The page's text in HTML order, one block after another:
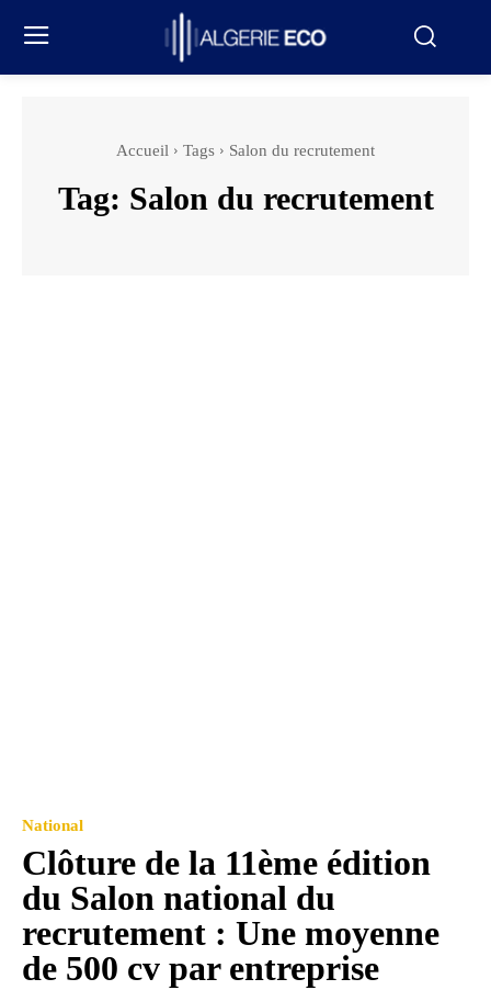
Accueil Tags Salon du recrutement
Tag: Salon du recrutement
National
Clôture de la 11ème édition
du Salon national du
recrutement : Une moyenne
de 500 cv par entreprise